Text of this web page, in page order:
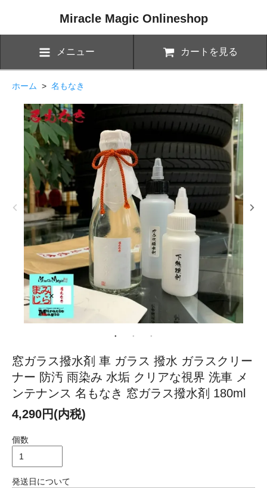
Miracle Magic Onlineshop
メニュー カートを見る
ホーム > 名もなき
窓ガラス撥水剤 車 ガラス 撥水 ガラスクリー
ナー 防汚 雨染み 水垢 クリアな視界 洗車 メ
ンテナンス 名もなき 窓ガラス撥水剤 180ml
4,290円(内税)
個数
発送日について